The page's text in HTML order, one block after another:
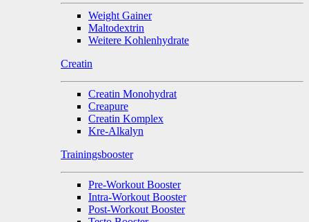
Weight Gainer
Maltodextrin
Weitere Kohlenhydrate
Creatin
Creatin Monohydrat
Creapure
Creatin Komplex
Kre-Alkalyn
Trainingsbooster
Pre-Workout Booster
Intra-Workout Booster
Post-Workout Booster